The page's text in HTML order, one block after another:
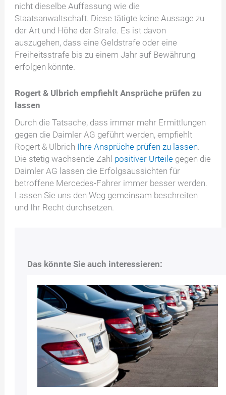
nicht dieselbe Auffassung wie die
Staatsanwaltschaft. Diese tätigte keine Aussage zu
der Art und Höhe der Strafe. Es ist davon
auszugehen, dass eine Geldstrafe oder eine
Freiheitsstrafe bis zu einem Jahr auf Bewährung
erfolgen könnte.
Rogert & Ulbrich empfiehlt Ansprüche prüfen zu
lassen
Durch die Tatsache, dass immer mehr Ermittlungen
gegen die Daimler AG geführt werden, empfiehlt
Rogert & Ulbrich Ihre Ansprüche prüfen zu lassen.
Die stetig wachsende Zahl positiver Urteile gegen die
Daimler AG lassen die Erfolgsaussichten für
betroffene Mercedes-Fahrer immer besser werden.
Lassen Sie uns den Weg gemeinsam beschreiten
und Ihr Recht durchsetzen.
Das könnte Sie auch interessieren: